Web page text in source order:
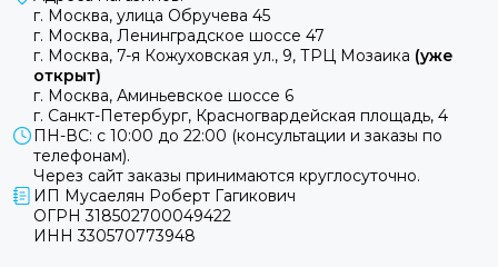
г. Москва, улица Обручева 45
г. Москва, Ленинградское шоссе 47
г. Москва, 7-я Кожуховская ул., 9, ТРЦ Мозаика (уже
открыт)
г. Москва, Аминьевское шоссе 6
г. Санкт-Петербург, Красногвардейская площадь, 4
ПН-ВС: с 10:00 до 22:00 (консультации и заказы по
телефонам).
Через сайт заказы принимаются круглосуточно.
ИП Мусаелян Роберт Гагикович
ОГРН 318502700049422
ИНН 330570773948